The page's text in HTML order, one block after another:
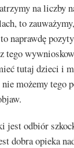
na liczby
to
naprawdę
tego
tutaj dzieci i
możemy tego
jest odbiór
dobra opieka